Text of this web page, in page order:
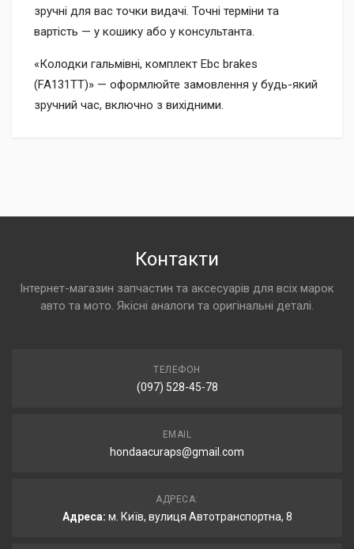
зручні для вас точки видачі. Точні терміни та
вартість — у кошику або у консультанта.
«Колодки гальмівні, комплект Ebc brakes
(FA131TT)» — оформлюйте замовлення у будь-який
зручний час, включно з вихідними.
Контакти
Інтернет-магазин запчастин та аксесуарів для всіх марок
авто та мото. Якісні аналоги та оригінальні деталі.
ТЕЛЕФОН
(097) 528-45-78
EMAIL
hondaacuraps@gmail.com
АДРЕСА:
Адреса: м. Київ, вулиця Автотранспортна, 8